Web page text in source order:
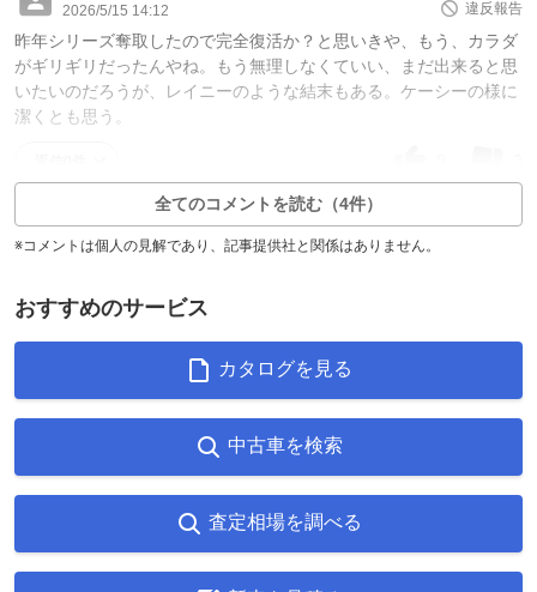
2026/5/15 14:12 違反報告
昨年シリーズ奪取したので完全復活か？と思いきや、もう、カラダ
がギリギリだったんやね。もう無理しなくていい、まだ出来ると思
いたいのだろうが、レイニーのような結末もある。ケーシーの様に
潔くとも思う。
全てのコメントを読む（4件）
※コメントは個人の見解であり、記事提供社と関係はありません。
おすすめのサービス
カタログを見る
中古車を検索
査定相場を調べる